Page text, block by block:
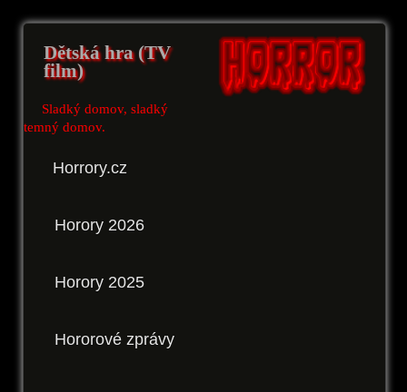
Dětská hra (TV
film)
Sladký domov, sladký
temný domov.
Horrory.cz
Horory 2026
Horory 2025
Hororové zprávy